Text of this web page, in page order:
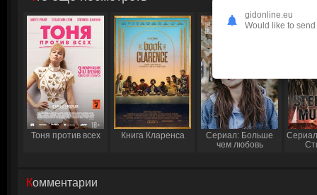
Тоня против всех Книга Кларенса
Сериал: Больше
чем любовь
Комментарии
gidonline.eu
Would like to